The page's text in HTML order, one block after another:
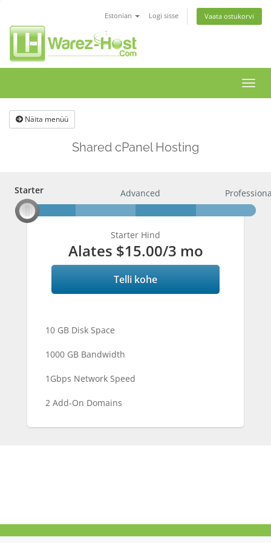
Estonian Logi sisse Vaata ostukorvi
Näita menüü
Shared cPanel Hosting
Starter
Starter Advanced
Starter Hind
Alates $15.00/3 mo
Telli kohe
10 GB Disk Space
1000 GB Bandwidth
1Gbps Network Speed
2 Add-On Domains